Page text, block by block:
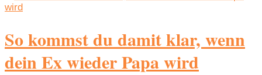
So kommst du damit klar, wenn
dein Ex wieder Papa wird